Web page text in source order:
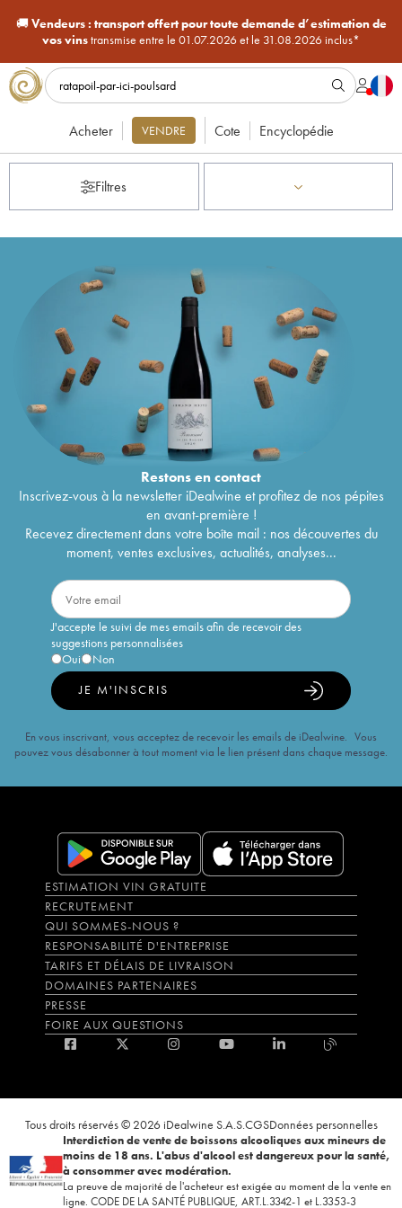
🚚Vendeurs : transport offert pour toute demande d’estimation de
vos vinstransmise entre le 01.07.2026 et le 31.08.2026 inclus*
Acheter VENDRE Cote Encyclopédie
Filtres
Restons encontact
Inscrivez-vous à la newsletter iDealwine et profitez de nos pépites
en avant-première !
Recevez directement dans votre boîte mail : nos découvertes du
moment, ventes exclusives, actualités, analyses...
J'accepte le suivi de mes emails afin de recevoir des
suggestions personnalisées
Oui
Non
JE M'INSCRIS
En vous inscrivant, vous acceptez de recevoir les emails de iDealwine. Vous
pouvez vous désabonner à tout moment via le lien présent dans chaque message.
ESTIMATION VIN GRATUITE
RECRUTEMENT
QUI SOMMES-NOUS ?
RESPONSABILITÉ D'ENTREPRISE
TARIFS ET DÉLAIS DE LIVRAISON
DOMAINES PARTENAIRES
PRESSE
FOIRE AUX QUESTIONS
Tous droits réservés © 2026 iDealwine S.A.S.CGSDonnées personnelles
Interdiction de vente de boissons alcooliques aux mineurs de
moins de 18 ans. L'abus d'alcool est dangereux pour la santé,
à consommer avec modération.
La preuve de majorité de l'acheteur est exigée au moment de la vente en
ligne. CODE DE LA SANTÉ PUBLIQUE, ART.L.3342-1 et L.3353-3